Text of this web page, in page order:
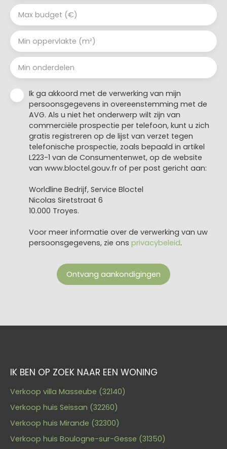
Max budget (€)
Min oppervlakte (m²)
Min onderdelen
Ik ga akkoord met de verwerking van mijn
persoonsgegevens in overeenstemming met de
AVG. Als u niet het onderwerp wilt zijn van
commerciële prospectie per telefoon, kunt u zich
gratis registreren op de lijst van verzet tegen
telefonische prospectie, zoals bepaald in artikel
L223-1 van de Consumentenwet, op de website
van www.bloctel.gouv.fr of per post gericht aan:
Worldline Bedrijf, Service Bloctel
Nicolas Siretstraat 6
10.000 Troyes.
Voor meer informatie over de verwerking van uw
persoonsgegevens, zie ons privacybeleid.
Ontvang aankondigingen
IK BEN OP ZOEK NAAR EEN WONING
Verkoop villa Masseube (32140)
Verkoop huis Seissan (32260)
Verkoop huis Mirande (32300)
Verkoop huis Boulogne-sur-Gesse (31350)